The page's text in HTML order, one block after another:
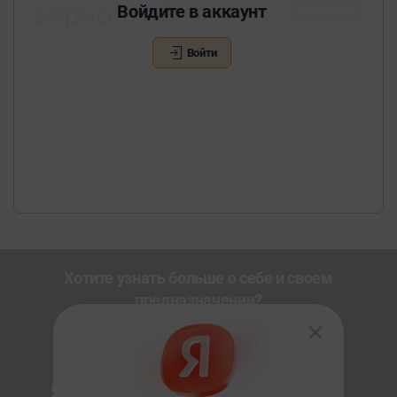
Войдите в аккаунт
Войти
верности!"
Познакомьтесь с другими нашими сервисами со
по промокоду